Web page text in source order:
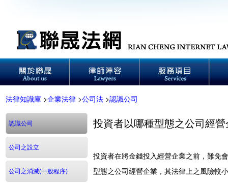
法律知識庫 >企業法律 >公司法 >認識公司
認識公司
公司之設立
公司之消滅(一般程序)
投資者以哪種型態之公司經
投資者在將金錢投入經營企業之前，難免
型態之公司經營企業，其法律上之風險較